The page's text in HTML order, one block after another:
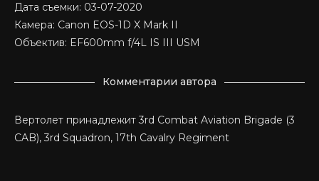
Дата съемки: 03-07-2020
Камера: Canon EOS-1D X Mark II
Объектив: EF600mm f/4L IS III USM
Комментарии автора
Вертолет принадлежит 3rd Combat Aviation Brigade (3
CAB), 3rd Squadron, 17th Cavalry Regiment